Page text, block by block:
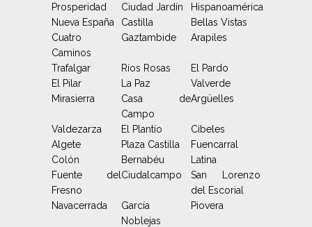
Prosperidad
Ciudad Jardín
Hispanoamérica
Nueva España
Castilla
Bellas Vistas
Cuatro
Caminos
Gaztambide Arapiles
Trafalgar Ríos Rosas
El Pardo
El Pilar
La Paz
Valverde
Mirasierra
Casa de
Campo
Argüelles
Valdezarza El Plantío
Cibeles
Algete
Plaza Castilla
Fuencarral
Colón
Bernabéu
Latina
Fuente del
Fresno
Ciudalcampo
San Lorenzo
del Escorial
Navacerrada
García
Noblejas
Piovera